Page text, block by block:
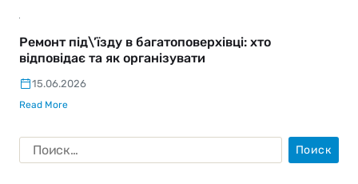
Ремонт під\’їзду в багатоповерхівці: хто
відповідає та як організувати
15.06.2026
Read More